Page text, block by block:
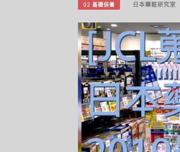
02 基礎保養 日本藥粧研究室